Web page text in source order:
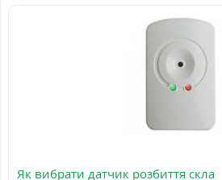
Як вибрати датчик розбиття скла